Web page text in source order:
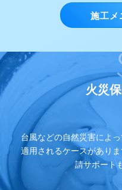
施工メ
火災
台風などの自然災害によ
適用されるケースがあり
請サポート